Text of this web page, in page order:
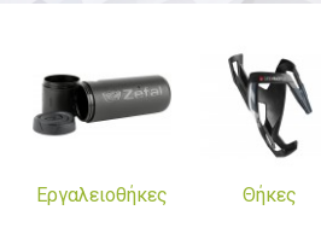
Εργαλειοθήκες Θήκες